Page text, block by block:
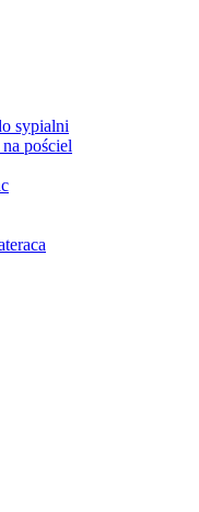
sypialni
pościel